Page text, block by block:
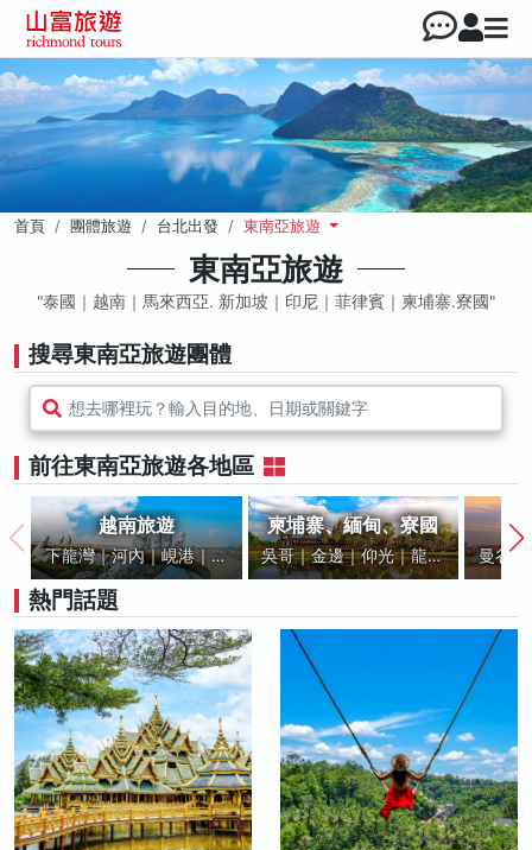
首頁 團體旅遊 台北出發 東南亞旅遊
東南亞旅遊
泰國｜越南｜馬來西亞. 新加坡｜印尼｜菲律賓｜柬埔寨.寮國
搜尋東南亞旅遊團體
想去哪裡玩？輸入目的地、日期或關鍵字
前往東南亞旅遊各地區
越南旅遊
下龍灣｜河內｜峴港｜芽
莊｜胡志明市｜富國島
柬埔寨、緬甸、寮國
吳哥｜金邊｜仰光｜龍坡
邦｜永珍
曼谷｜
｜芭達
熱門話題